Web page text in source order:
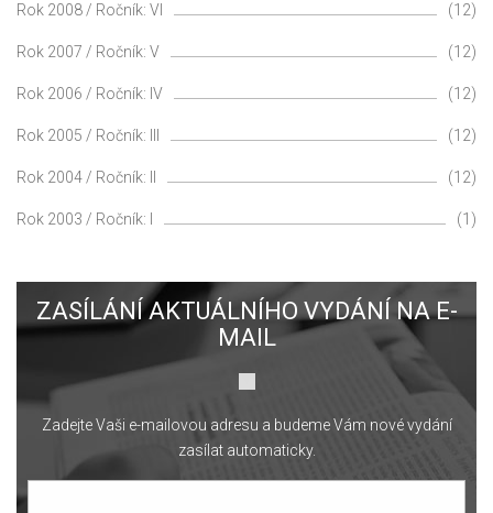
Rok 2008 / Ročník: VI (12)
Rok 2007 / Ročník: V (12)
Rok 2006 / Ročník: IV (12)
Rok 2005 / Ročník: III (12)
Rok 2004 / Ročník: II (12)
Rok 2003 / Ročník: I (1)
ZASÍLÁNÍ AKTUÁLNÍHO VYDÁNÍ NA E-
MAIL
Zadejte Vaši e-mailovou adresu a budeme Vám nové vydání
zasílat automaticky.